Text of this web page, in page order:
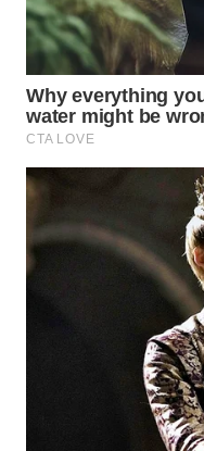
WN
TAPANULI
UTARA
WN
SAMOSIR